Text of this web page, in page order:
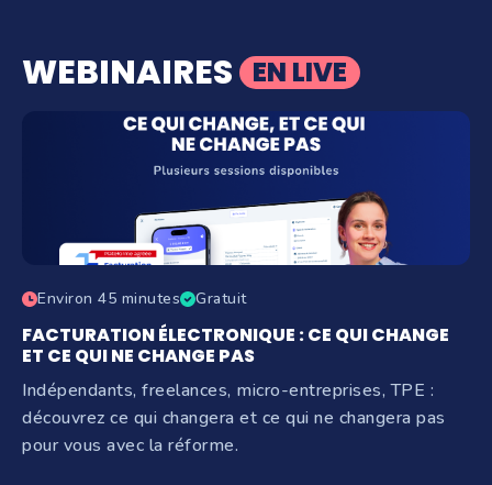
WEBINAIRES EN LIVE
Environ 45 minutes Gratuit
FACTURATION ÉLECTRONIQUE : CE QUI CHANGE
ET CE QUI NE CHANGE PAS
Indépendants, freelances, micro-entreprises, TPE :
découvrez ce qui changera et ce qui ne changera pas
pour vous avec la réforme.